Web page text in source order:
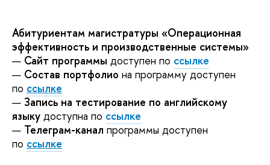
Абитуриентам магистратуры «Операционная
эффективность и производственные системы»
— Сайт программы доступен по ссылке
— Состав портфолио на программу доступен
по ссылке
— Запись на тестирование по английскому
языку доступна по ссылке
— Телеграм-канал программы доступен
по ссылке